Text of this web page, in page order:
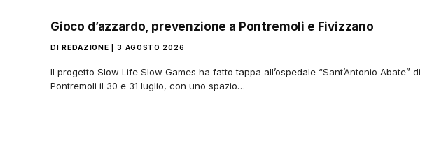
Gioco d’azzardo, prevenzione a Pontremoli e Fivizzano
DI REDAZIONE 3 AGOSTO 2026
Il progetto Slow Life Slow Games ha fatto tappa all’ospedale “Sant’Antonio Abate” di
Pontremoli il 30 e 31 luglio, con uno spazio…